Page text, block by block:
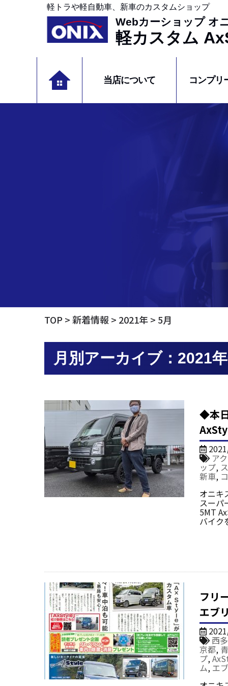
軽トラや軽自動車、新車のカスタムショップ
Webカーショップ オ
軽カスタム
当店について コンプリ
TOP 新着情報 2021年 5月
月別アーカイブ：2021年
◆本
ア
ップ,
新車,
オニキ
スーパ
5MT
バイク
フリ
エブ
西
京都,
プ,
ム, エ